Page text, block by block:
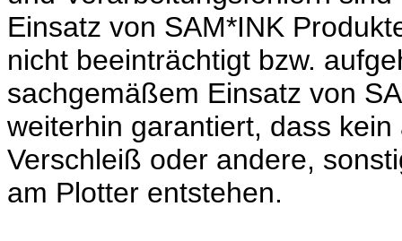
Einsatz von SAM*INK
nicht beeinträchtigt bzw.
sachgemäßem Einsatz von
weiterhin garantiert, dass
Verschleiß oder andere,
am Plotter entstehen.